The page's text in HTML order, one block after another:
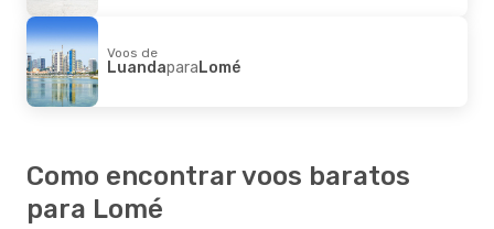
Voos de
LuandaparaLomé
Como encontrar voos baratos
para Lomé